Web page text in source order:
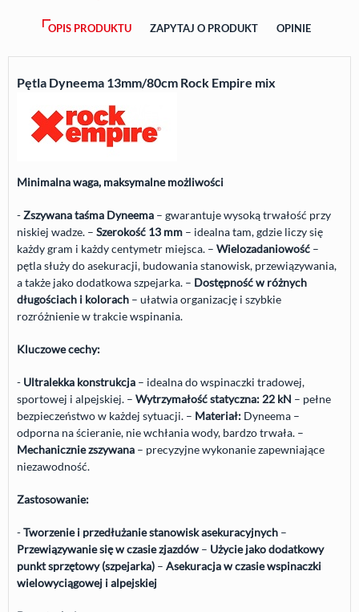
OPIS PRODUKTU ZAPYTAJ O PRODUKT OPINIE
Pętla Dyneema 13mm/80cm Rock Empire mix
Minimalna waga, maksymalne możliwości
-Zszywana taśma Dyneema – gwarantuje wysoką trwałość przy
niskiej wadze. – Szerokość 13 mm – idealna tam, gdzie liczy się
każdy gram i każdy centymetr miejsca. – Wielozadaniowość –
pętla służy do asekuracji, budowania stanowisk, przewiązywania,
a także jako dodatkowa szpejarka. – Dostępność w różnych
długościach i kolorach – ułatwia organizację i szybkie
rozróżnienie w trakcie wspinania.
Kluczowe cechy:
- Ultralekka konstrukcja – idealna do wspinaczki tradowej,
sportowej i alpejskiej. – Wytrzymałość statyczna: 22 kN – pełne
bezpieczeństwo w każdej sytuacji. – Materiał: Dyneema –
odporna na ścieranie, nie wchłania wody, bardzo trwała. –
Mechanicznie zszywana – precyzyjne wykonanie zapewniające
niezawodność.
Zastosowanie:
-Tworzenie i przedłużanie stanowisk asekuracyjnych –
Przewiązywanie się w czasie zjazdów– Użycie jako dodatkowy
punkt sprzętowy (szpejarka) – Asekuracja w czasie wspinaczki
wielowyciągowej i alpejskiej